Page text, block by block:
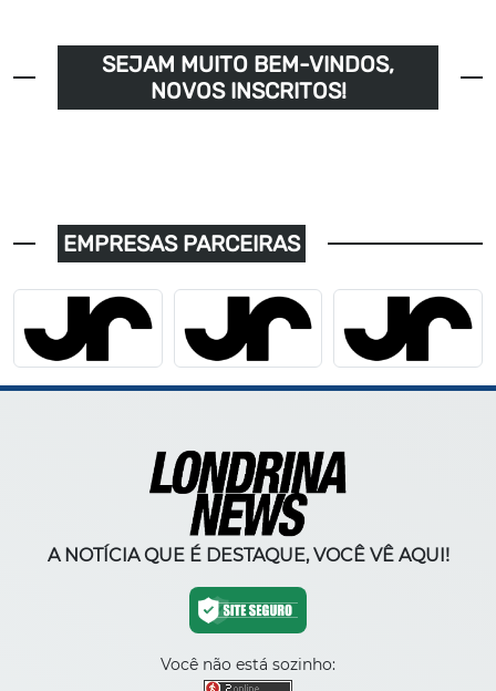
SEJAM MUITO BEM-VINDOS,
NOVOS INSCRITOS!
EMPRESAS PARCEIRAS
A NOTÍCIA QUE É DESTAQUE, VOCÊ VÊ AQUI!
Você não está sozinho: